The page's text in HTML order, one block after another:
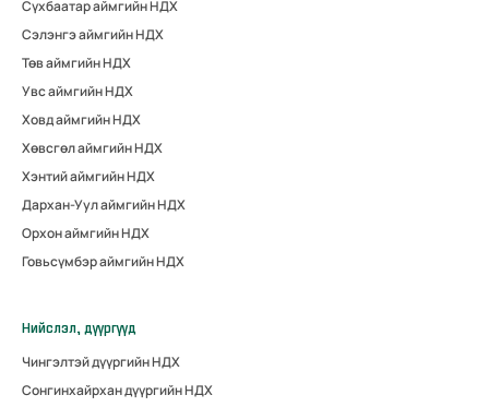
Сүхбаатар аймгийн НДХ
Сэлэнгэ аймгийн НДХ
Төв аймгийн НДХ
Увс аймгийн НДХ
Ховд аймгийн НДХ
Хөвсгөл аймгийн НДХ
Хэнтий аймгийн НДХ
Дархан-Уул аймгийн НДХ
Орхон аймгийн НДХ
Говьсүмбэр аймгийн НДХ
Нийслэл, дүүргүүд
Чингэлтэй дүүргийн НДХ
Сонгинхайрхан дүүргийн НДХ